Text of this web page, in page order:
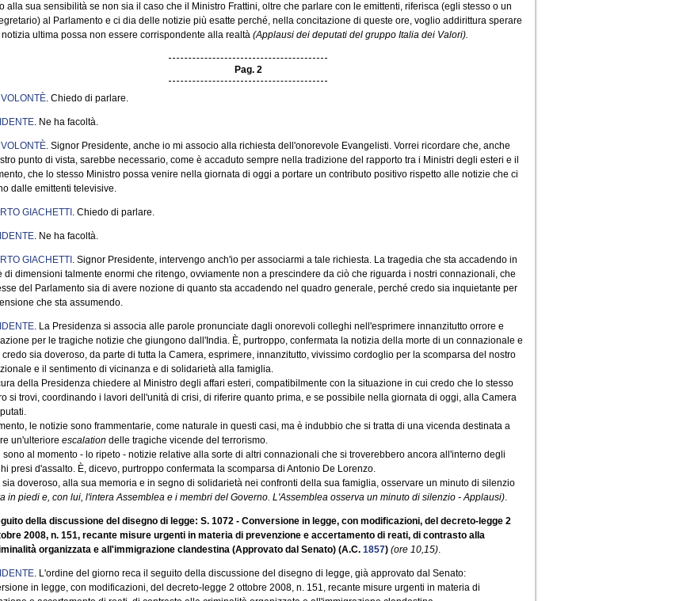
alla sua sensibilità se non sia il caso che il Ministro Frattini, oltre che parlare con le emittenti, riferisca (egli stesso o un
al Parlamento e ci dia delle notizie più esatte perché, nella concitazione di queste ore, voglio addirittura sperare
ultima possa non essere corrispondente alla realtà (Applausi dei deputati del gruppo Italia dei Valori).
Pag. 2
. Chiedo di parlare.
. Ne ha facoltà.
. Signor Presidente, anche io mi associo alla richiesta dell'onorevole Evangelisti. Vorrei ricordare che, anche
punto di vista, sarebbe necessario, come è accaduto sempre nella tradizione del rapporto tra i Ministri degli esteri e il
che lo stesso Ministro possa venire nella giornata di oggi a portare un contributo positivo rispetto alle notizie che ci
dalle emittenti televisive.
GIACHETTI . Chiedo di parlare.
. Ne ha facoltà.
GIACHETTI . Signor Presidente, intervengo anch'io per associarmi a tale richiesta. La tragedia che sta accadendo in
di dimensioni talmente enormi che ritengo, ovviamente non a prescindere da ciò che riguarda i nostri connazionali, che
del Parlamento sia di avere nozione di quanto sta accadendo nel quadro generale, perché credo sia inquietante per
che sta assumendo.
. La Presidenza si associa alle parole pronunciate dagli onorevoli colleghi nell'esprimere innanzitutto orrore e
per le tragiche notizie che giungono dall'India. È, purtroppo, confermata la notizia della morte di un connazionale e
sia doveroso, da parte di tutta la Camera, esprimere, innanzitutto, vivissimo cordoglio per la scomparsa del nostro
e il sentimento di vicinanza e di solidarietà alla famiglia.
della Presidenza chiedere al Ministro degli affari esteri, compatibilmente con la situazione in cui credo che lo stesso
si trovi, coordinando i lavori dell'unità di crisi, di riferire quanto prima, e se possibile nella giornata di oggi, alla Camera
le notizie sono frammentarie, come naturale in questi casi, ma è indubbio che si tratta di una vicenda destinata a
un'ulteriore escalation delle tragiche vicende del terrorismo.
sono al momento - lo ripeto - notizie relative alla sorte di altri connazionali che si troverebbero ancora all'interno degli
presi d'assalto. È, dicevo, purtroppo confermata la scomparsa di Antonio De Lorenzo.
sia doveroso, alla sua memoria e in segno di solidarietà nei confronti della sua famiglia, osservare un minuto di silenzio
in piedi e, con lui, l'intera Assemblea e i membri del Governo. L'Assemblea osserva un minuto di silenzio - Applausi).
della discussione del disegno di legge: S. 1072 - Conversione in legge, con modificazioni, del decreto-legge 2
2008, n. 151, recante misure urgenti in materia di prevenzione e accertamento di reati, di contrasto alla
organizzata e all'immigrazione clandestina (Approvato dal Senato) (A.C. 1857) (ore 10,15).
. L'ordine del giorno reca il seguito della discussione del disegno di legge, già approvato dal Senato:
in legge, con modificazioni, del decreto-legge 2 ottobre 2008, n. 151, recante misure urgenti in materia di